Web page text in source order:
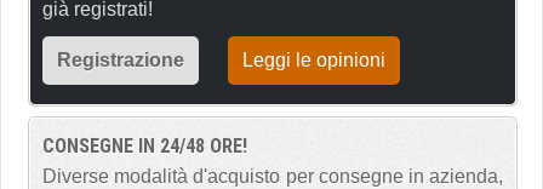
già registrati!
Registrazione Leggi le opinioni
CONSEGNE IN 24/48 ORE!
Diverse modalità d'acquisto per consegne in azienda,